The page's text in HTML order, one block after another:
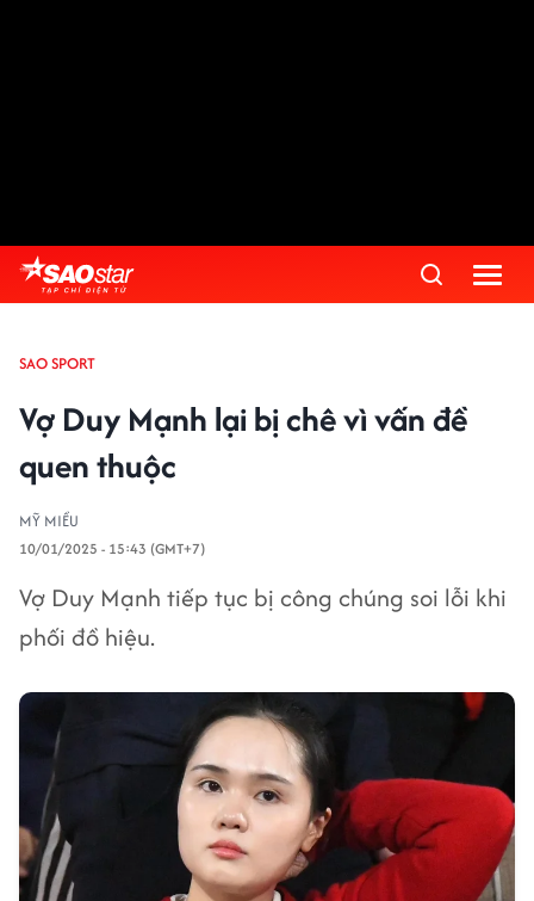
SAO SPORT
Vợ Duy Mạnh lại bị chê vì vấn đề
quen thuộc
MỸ MIỀU
10/01/2025 - 15:43 (GMT+7)
Vợ Duy Mạnh tiếp tục bị công chúng soi lỗi khi
phối đồ hiệu.